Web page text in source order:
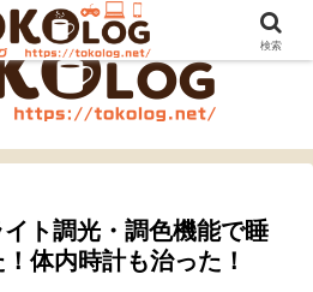
ト調光・調色機能で睡
体内時計も治った！
検索